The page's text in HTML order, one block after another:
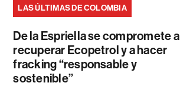
LAS ÚLTIMAS DE COLOMBIA
De la Espriella se compromete a
recuperar Ecopetrol y a hacer
fracking “responsable y
sostenible”